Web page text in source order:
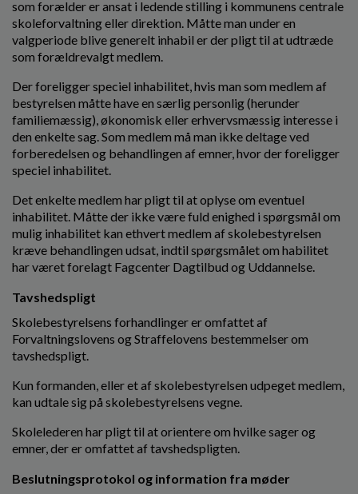
som forælder er ansat i ledende stilling i kommunens centrale
skoleforvaltning eller direktion. Måtte man under en
valgperiode blive generelt inhabil er der pligt til at udtræde
som forældrevalgt medlem.
Der foreligger speciel inhabilitet, hvis man som medlem af
bestyrelsen måtte have en særlig personlig (herunder
familiemæssig), økonomisk eller erhvervsmæssig interesse i
den enkelte sag. Som medlem må man ikke deltage ved
forberedelsen og behandlingen af emner, hvor der foreligger
speciel inhabilitet.
Det enkelte medlem har pligt til at oplyse om eventuel
inhabilitet. Måtte der ikke være fuld enighed i spørgsmål om
mulig inhabilitet kan ethvert medlem af skolebestyrelsen
kræve behandlingen udsat, indtil spørgsmålet om habilitet
har været forelagt Fagcenter Dagtilbud og Uddannelse.
Tavshedspligt
Skolebestyrelsens forhandlinger er omfattet af
Forvaltningslovens og Straffelovens bestemmelser om
tavshedspligt.
Kun formanden, eller et af skolebestyrelsen udpeget medlem,
kan udtale sig på skolebestyrelsens vegne.
Skolelederen har pligt til at orientere om hvilke sager og
emner, der er omfattet af tavshedspligten.
Beslutningsprotokol og information fra møder